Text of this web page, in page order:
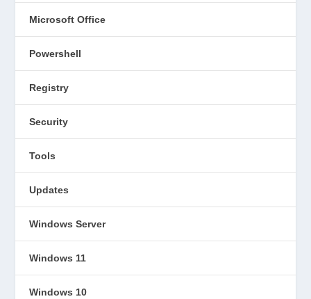
Microsoft Office
Powershell
Registry
Security
Tools
Updates
Windows Server
Windows 11
Windows 10